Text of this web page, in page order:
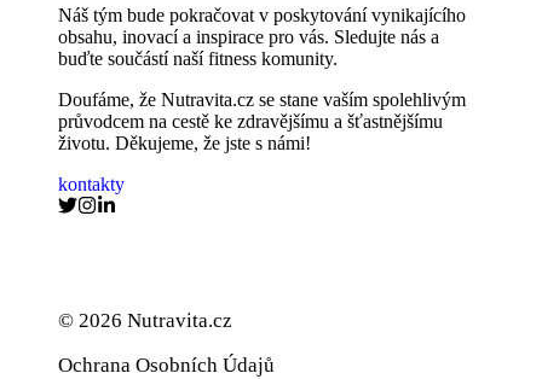
Náš tým bude pokračovat v poskytování vynikajícího
obsahu, inovací a inspirace pro vás. Sledujte nás a
buďte součástí naší fitness komunity.
Doufáme, že Nutravita.cz se stane vaším spolehlivým
průvodcem na cestě ke zdravějšímu a šťastnějšímu
životu. Děkujeme, že jste s námi!
kontakty
© 2026 Nutravita.cz
Ochrana Osobních Údajů